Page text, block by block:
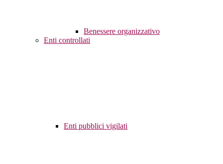
Benessere organizzativo
Enti controllati
Enti pubblici vigilati